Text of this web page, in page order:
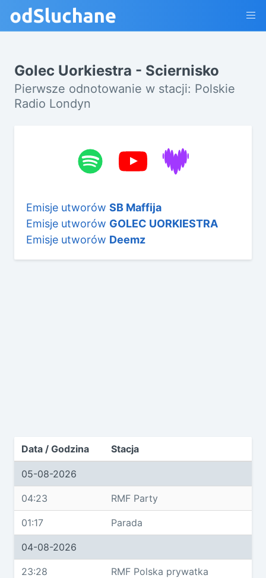
Golec Uorkiestra - Sciernisko
Pierwsze odnotowanie w stacji: Polskie
Radio Londyn
Emisje utworów SB Maffija
Emisje utworów GOLEC UORKIESTRA
Emisje utworów Deemz
Data / Godzina Stacja
05-08-2026
04:23 RMF Party
01:17 Parada
04-08-2026
23:28 RMF Polska prywatka